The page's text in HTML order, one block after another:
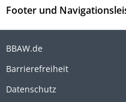
Footer und
BBAW.de
Barrierefreiheit
Datenschutz